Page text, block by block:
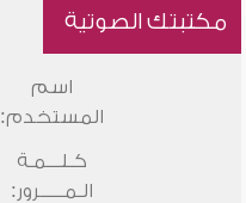
مكتبتك الصوتية
اسم
المستخدم:
كـلـــمـة
الـمـــــرور: